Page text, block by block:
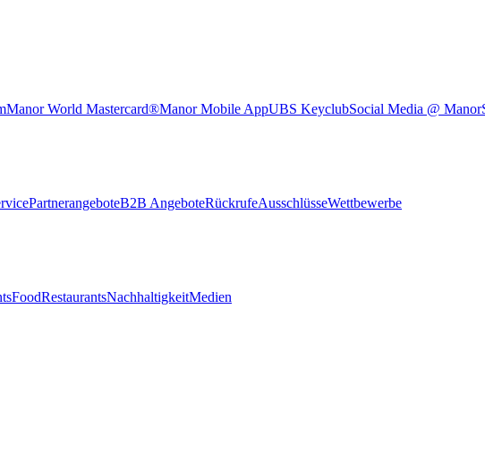
Manor World Mastercard®Manor Mobile AppUBS KeyclubSocial Media @ Manor
PartnerangeboteB2B AngeboteRückrufeAusschlüsseWettbewerbe
FoodRestaurantsNachhaltigkeitMedien